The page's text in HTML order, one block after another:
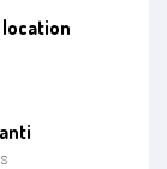
location